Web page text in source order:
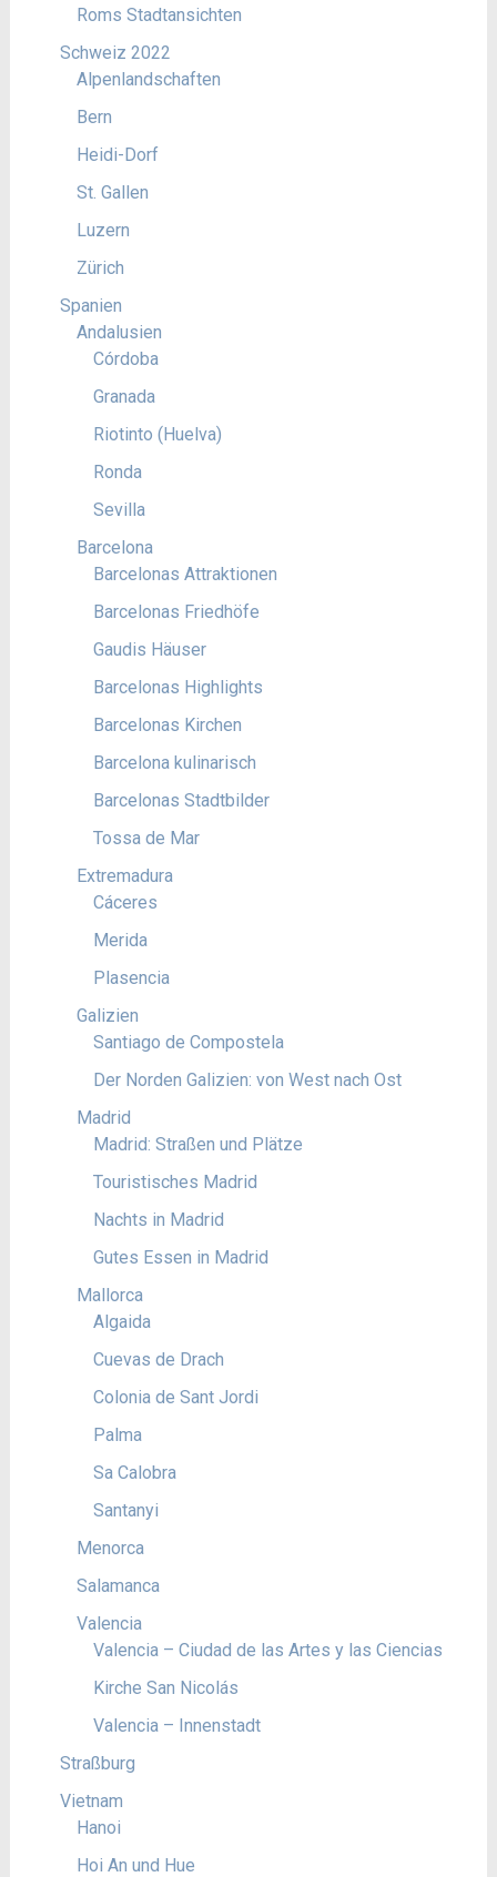
Roms Stadtansichten
Schweiz 2022
Alpenlandschaften
Bern
Heidi-Dorf
St. Gallen
Luzern
Zürich
Spanien
Andalusien
Córdoba
Granada
Riotinto (Huelva)
Ronda
Sevilla
Barcelona
Barcelonas Attraktionen
Barcelonas Friedhöfe
Gaudis Häuser
Barcelonas Highlights
Barcelonas Kirchen
Barcelona kulinarisch
Barcelonas Stadtbilder
Tossa de Mar
Extremadura
Cáceres
Merida
Plasencia
Galizien
Santiago de Compostela
Der Norden Galizien: von West nach Ost
Madrid
Madrid: Straßen und Plätze
Touristisches Madrid
Nachts in Madrid
Gutes Essen in Madrid
Mallorca
Algaida
Cuevas de Drach
Colonia de Sant Jordi
Palma
Sa Calobra
Santanyi
Menorca
Salamanca
Valencia
Valencia – Ciudad de las Artes y las Ciencias
Kirche San Nicolás
Valencia – Innenstadt
Straßburg
Vietnam
Hanoi
Hoi An und Hue